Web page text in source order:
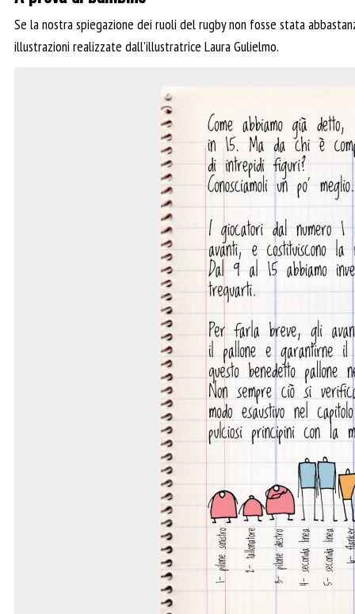
Se la nostra spiegazione dei ruoli del rugby non fosse stata
illustrazioni realizzate dall’illustratrice Laura Gulielmo.